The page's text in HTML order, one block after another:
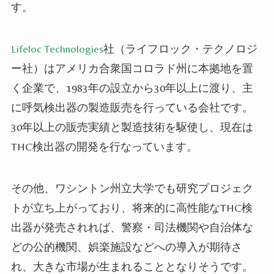
す。
Lifeloc Technologies社（ライフロック・テクノロジ
ー社）はアメリカ合衆国コロラド州に本拠地を置
く企業で、1983年の設立から30年以上に渡り、主
に呼気検出器の製造販売を行っている会社です。
30年以上の販売実績と製造技術を駆使し、現在は
THC検出器の開発を行なっています。
その他、ワシントン州立大学でも研究プロジェク
トが立ち上がっており、将来的に高性能なTHC検
出器が発売されれば、警察・司法機関や自治体な
どの公的機関、娯楽施設などへの導入が期待さ
れ、大きな市場が生まれることとなりそうです。